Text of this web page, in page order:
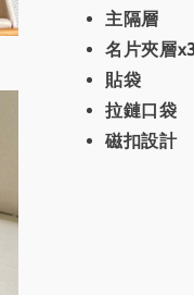
主隔層
名片夾層
貼袋
拉鏈口袋
磁扣設計